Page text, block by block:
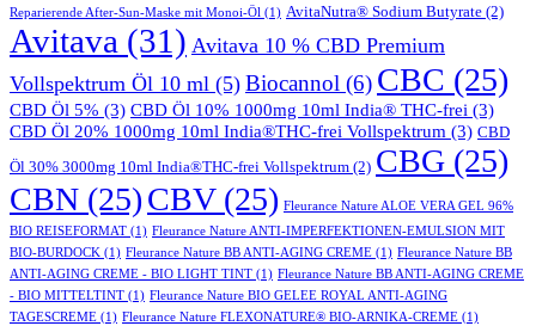
Reparierende After-Sun-Maske mit Monoi-Öl (1) AvitaNutra® Sodium Butyrate (2)
Avitava (31) Avitava 10 % CBD Premium
Vollspektrum Öl 10 ml (5) Biocannol (6) CBC (25)
CBD Öl 5% (3) CBD Öl 10% 1000mg 10ml India® THC-frei (3)
CBD Öl 20% 1000mg 10ml India®THC-frei Vollspektrum (3) CBD
Öl 30% 3000mg 10ml India®THC-frei Vollspektrum (2) CBG (25)
CBN (25)CBV(25) Fleurance Nature ALOE VERA GEL 96%
BIO REISEFORMAT (1) Fleurance Nature ANTI-IMPERFEKTIONEN-EMULSION MIT
BIO-BURDOCK (1) Fleurance Nature BB ANTI-AGING CREME (1) Fleurance Nature BB
ANTI-AGING CREME - BIO LIGHT TINT (1) Fleurance Nature BB ANTI-AGING CREME
- BIO MITTELTINT (1) Fleurance Nature BIO GELEE ROYAL ANTI-AGING
TAGESCREME (1) Fleurance Nature FLEXONATURE® BIO-ARNIKA-CREME (1)